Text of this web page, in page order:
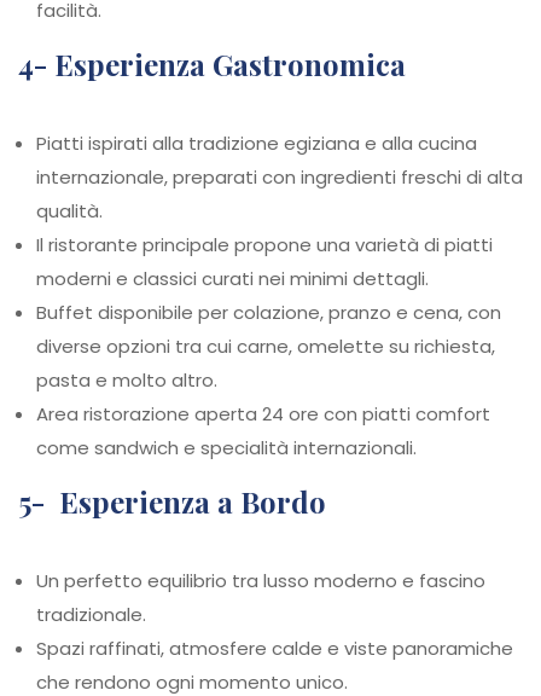
facilità.
4- Esperienza Gastronomica
Piatti ispirati alla tradizione egiziana e alla cucina
internazionale, preparati con ingredienti freschi di alta
qualità.
Il ristorante principale propone una varietà di piatti
moderni e classici curati nei minimi dettagli.
Buffet disponibile per colazione, pranzo e cena, con
diverse opzioni tra cui carne, omelette su richiesta,
pasta e molto altro.
Area ristorazione aperta 24 ore con piatti comfort
come sandwich e specialità internazionali.
5- Esperienza a Bordo
Un perfetto equilibrio tra lusso moderno e fascino
tradizionale.
Spazi raffinati, atmosfere calde e viste panoramiche
che rendono ogni momento unico.